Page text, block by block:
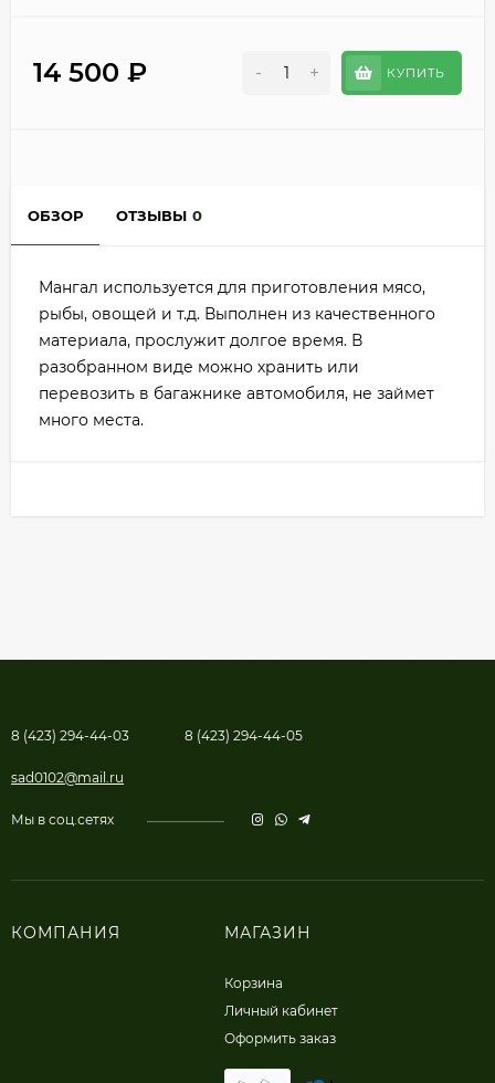
14 500 ₽ - + КУПИТЬ
ОБЗОР ОТЗЫВЫ 0
Мангал используется для приготовления мясо,
рыбы, овощей и т.д. Выполнен из качественного
материала, прослужит долгое время. В
разобранном виде можно хранить или
перевозить в багажнике автомобиля, не займет
много места.
8 (423) 294-44-03 8 (423) 294-44-05
sad0102@mail.ru
Мы в соц.сетях
КОМПАНИЯ МАГАЗИН
Корзина
Личный кабинет
Оформить заказ